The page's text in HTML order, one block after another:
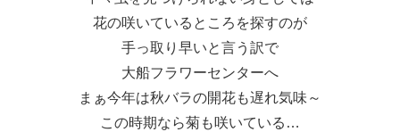
花の咲いているところを探すのが
手っ取り早いと言う訳で
大船フラワーセンターへ
まぁ今年は秋バラの開花も遅れ気味～
この時期なら菊も咲いている…